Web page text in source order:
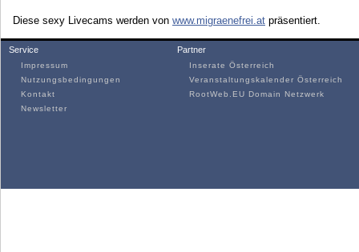
Diese sexy Livecams werden von www.migraenefrei.at präsentiert.
Service
Impressum
Nutzungsbedingungen
Kontakt
Newsletter
Partner
Inserate Österreich
Veranstaltungskalender Österreich
RootWeb.EU Domain Netzwerk